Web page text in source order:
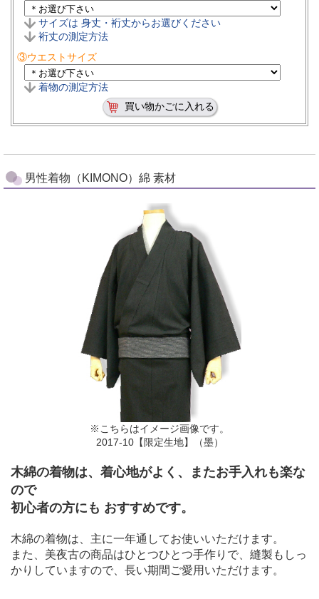
サイズは 身丈・裄丈からお選びください
裄丈の測定方法
③ウエストサイズ
着物の測定方法
男性着物（KIMONO）綿 素材
※こちらはイメージ画像です。
2017-10【限定生地】（墨）
木綿の着物は、着心地がよく、またお手入れも楽な
ので
初心者の方にも おすすめです。
木綿の着物は、主に一年通してお使いいただけます。
また、美夜古の商品はひとつひとつ手作りで、縫製もしっ
かりしていますので、長い期間ご愛用いただけます。